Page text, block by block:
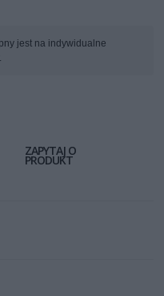
jest na indywidualne
ZAPYTAJ O
PRODUKT